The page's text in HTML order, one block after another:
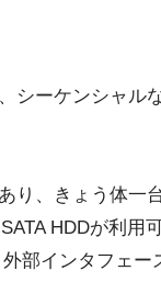
シーケンシャル
り、きょう体一
HDDが利用
部インタフェー